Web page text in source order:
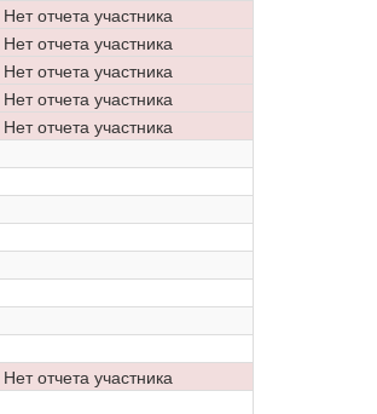
Нет отчета участника
Нет отчета участника
Нет отчета участника
Нет отчета участника
Нет отчета участника
Нет отчета участника